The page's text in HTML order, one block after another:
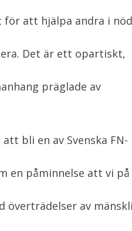
att hjälpa andra i
Det är ett opartiskt,
präglade av
bli en av Svenska FN-
en påminnelse att vi på
av